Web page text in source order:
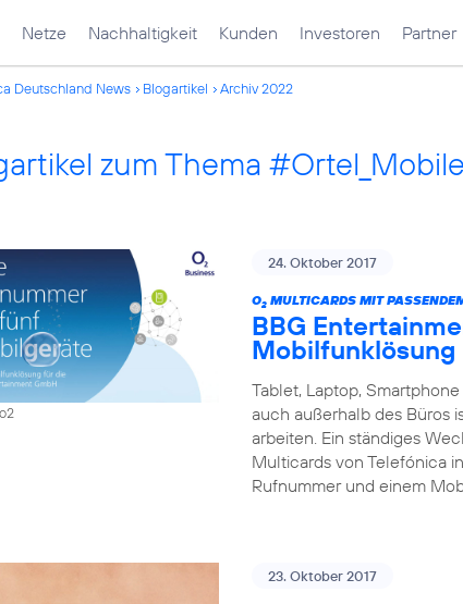
Netze Nachhaltigkeit Kunden Investoren Partner
Deutschland News Blogartikel Archiv 2022
zum Thema
24. Oktober 2017
O2 MULTICARDS MIT
BBG
Mobilfunklösung
Tablet, Laptop,
auch außerhalb des Büros
arbeiten. Ein ständiges
Multicards von Telefónica
Rufnummer und einem
23. Oktober 2017